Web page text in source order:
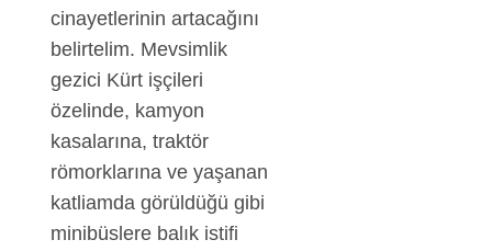
cinayetlerinin artacağını
belirtelim. Mevsimlik
gezici Kürt işçile­ri
özelinde, kamyon
kasalarına, traktör
römorklarına ve yaşanan
katliamda görüldüğü gibi
minibüslere balık istifi